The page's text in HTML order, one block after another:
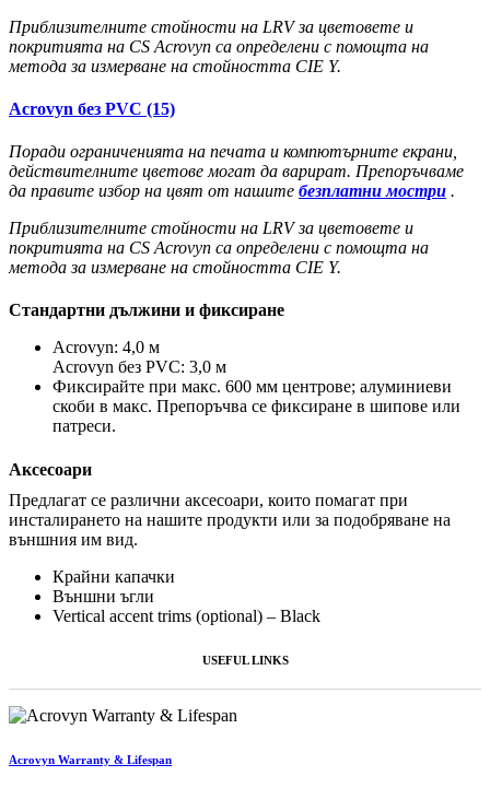
Приблизителните стойности на LRV за цветовете и
покритията на CS Acrovyn са определени с помощта на
метода за измерване на стойността CIE Y.
Acrovyn без PVC (15)
Поради ограниченията на печата и компютърните екрани,
действителните цветове могат да варират. Препоръчваме
да правите избор на цвят от нашите безплатни мостри .
Приблизителните стойности на LRV за цветовете и
покритията на CS Acrovyn са определени с помощта на
метода за измерване на стойността CIE Y.
Стандартни дължини и фиксиране
Acrovyn: 4,0 м
Acrovyn без PVC: 3,0 м
Фиксирайте при макс. 600 мм центрове; алуминиеви
скоби в макс. Препоръчва се фиксиране в шипове или
патреси.
Аксесоари
Предлагат се различни аксесоари, които помагат при
инсталирането на нашите продукти или за подобряване на
външния им вид.
Крайни капачки
Външни ъгли
Vertical accent trims (optional) – Black
USEFUL LINKS
Acrovyn Warranty & Lifespan